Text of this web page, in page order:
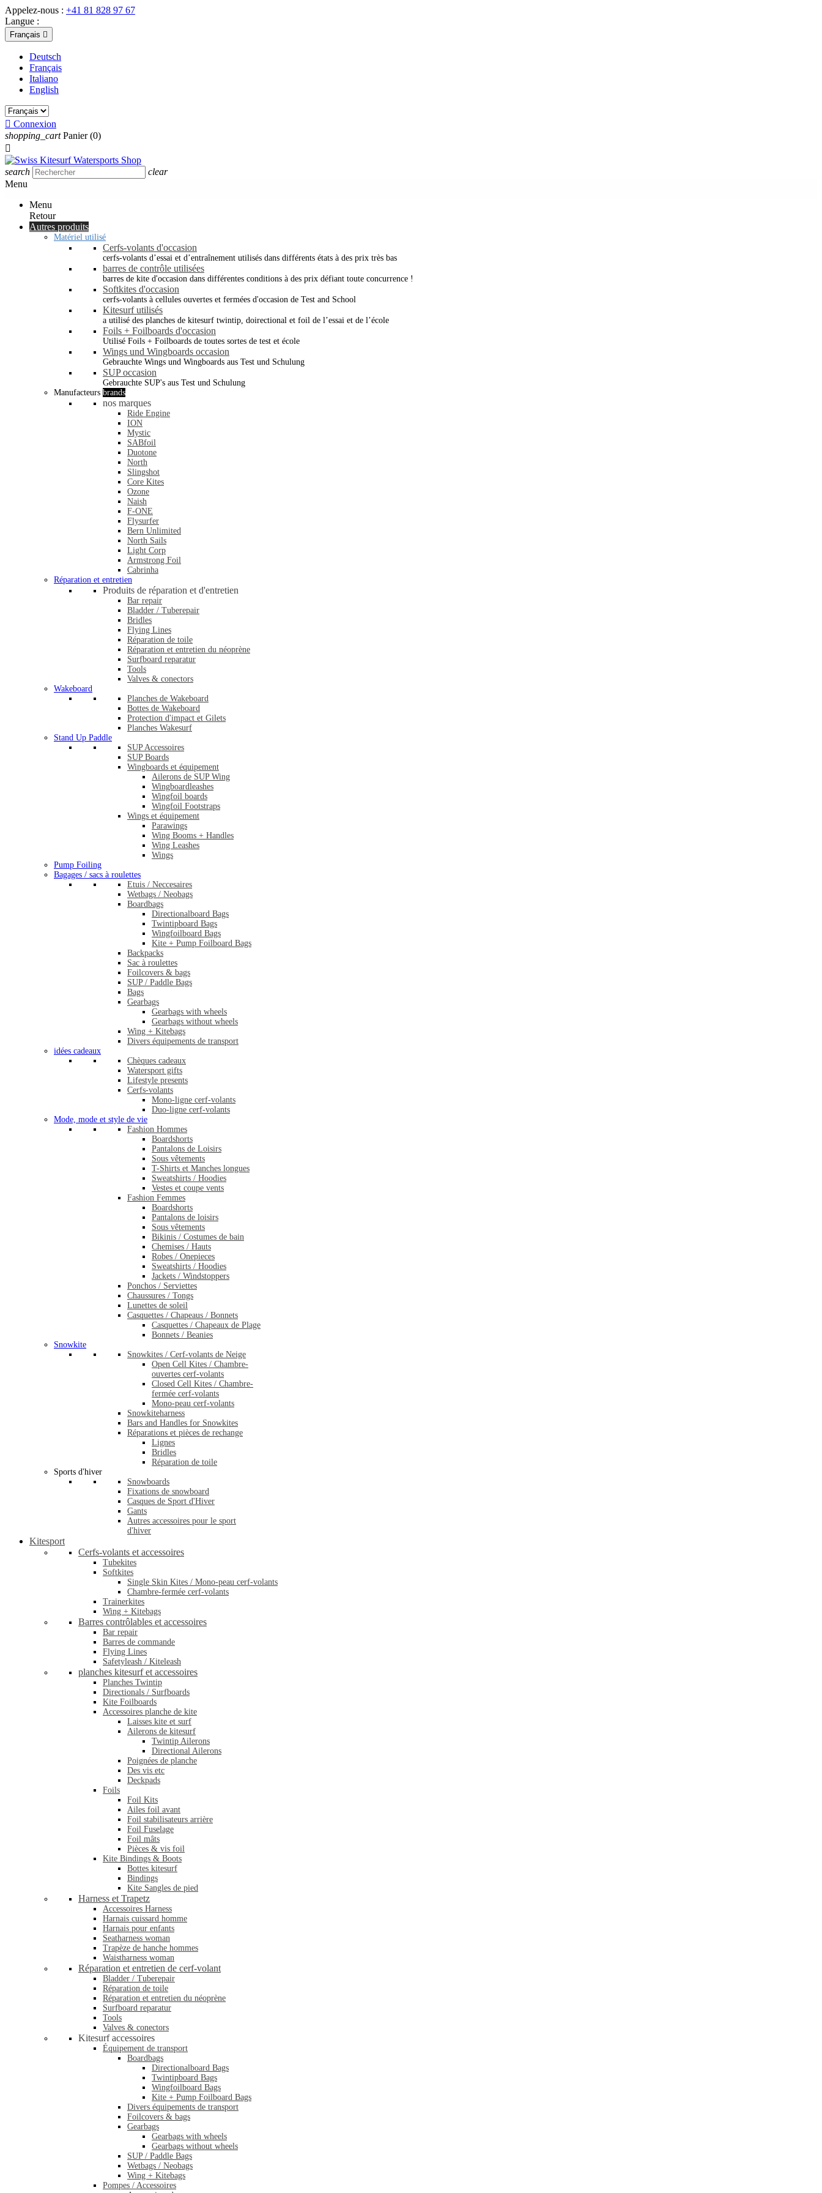
Appelez-nous : +41 81 828 97 67
Langue :
Français 
Deutsch
Français
Italiano
English
 Connexion
shopping_cart Panier (0)

search
clear
Menu
Menu
Retour
Autres produits
Matériel utilisé
Cerfs-volants d'occasion
cerfs-volants d’essai et d’entraînement utilisés dans différents états à des prix très bas
barres de contrôle utilisées
barres de kite d'occasion dans différentes conditions à des prix défiant toute concurrence !
Softkites d'occasion
cerfs-volants à cellules ouvertes et fermées d'occasion de Test and School
Kitesurf utilisés
a utilisé des planches de kitesurf twintip, doirectional et foil de l’essai et de l’école
Foils + Foilboards d'occasion
Utilisé Foils + Foilboards de toutes sortes de test et école
Wings und Wingboards occasion
Gebrauchte Wings und Wingboards aus Test und Schulung
SUP occasion
Gebrauchte SUP's aus Test und Schulung
Manufacteurs brands
nos marques
Ride Engine
ION
Mystic
SABfoil
Duotone
North
Slingshot
Core Kites
Ozone
Naish
F-ONE
Flysurfer
Bern Unlimited
North Sails
Light Corp
Armstrong Foil
Cabrinha
Réparation et entretien
Produits de réparation et d'entretien
Bar repair
Bladder / Tuberepair
Bridles
Flying Lines
Réparation de toile
Réparation et entretien du néoprène
Surfboard reparatur
Tools
Valves & conectors
Wakeboard
Planches de Wakeboard
Bottes de Wakeboard
Protection d'impact et Gilets
Planches Wakesurf
Stand Up Paddle
SUP Accessoires
SUP Boards
Wingboards et équipement
Ailerons de SUP Wing
Wingboardleashes
Wingfoil boards
Wingfoil Footstraps
Wings et équipement
Parawings
Wing Booms + Handles
Wing Leashes
Wings
Pump Foiling
Bagages / sacs à roulettes
Etuis / Neccesaires
Wetbags / Neobags
Boardbags
Directionalboard Bags
Twintipboard Bags
Wingfoilboard Bags
Kite + Pump Foilboard Bags
Backpacks
Sac à roulettes
Foilcovers & bags
SUP / Paddle Bags
Bags
Gearbags
Gearbags with wheels
Gearbags without wheels
Wing + Kitebags
Divers équipements de transport
idées cadeaux
Chèques cadeaux
Watersport gifts
Lifestyle presents
Cerfs-volants
Mono-ligne cerf-volants
Duo-ligne cerf-volants
Mode, mode et style de vie
Fashion Hommes
Boardshorts
Pantalons de Loisirs
Sous vêtements
T-Shirts et Manches longues
Sweatshirts / Hoodies
Vestes et coupe vents
Fashion Femmes
Boardshorts
Pantalons de loisirs
Sous vêtements
Bikinis / Costumes de bain
Chemises / Hauts
Robes / Onepieces
Sweatshirts / Hoodies
Jackets / Windstoppers
Ponchos / Serviettes
Chaussures / Tongs
Lunettes de soleil
Casquettes / Chapeaus / Bonnets
Casquettes / Chapeaux de Plage
Bonnets / Beanies
Snowkite
Snowkites / Cerf-volants de Neige
Open Cell Kites / Chambre-
ouvertes cerf-volants
Closed Cell Kites / Chambre-
fermée cerf-volants
Mono-peau cerf-volants
Snowkiteharness
Bars and Handles for Snowkites
Réparations et pièces de rechange
Lignes
Bridles
Réparation de toile
Sports d'hiver
Snowboards
Fixations de snowboard
Casques de Sport d'Hiver
Gants
Autres accessoires pour le sport
d'hiver
Kitesport
Cerfs-volants et accessoires
Tubekites
Softkites
Single Skin Kites / Mono-peau cerf-volants
Chambre-fermée cerf-volants
Trainerkites
Wing + Kitebags
Barres contrôlables et accessoires
Bar repair
Barres de commande
Flying Lines
Safetyleash / Kiteleash
planches kitesurf et accessoires
Planches Twintip
Directionals / Surfboards
Kite Foilboards
Accessoires planche de kite
Laisses kite et surf
Ailerons de kitesurf
Twintip Ailerons
Directional Ailerons
Poignées de planche
Des vis etc
Deckpads
Foils
Foil Kits
Ailes foil avant
Foil stabilisateurs arrière
Foil Fuselage
Foil mâts
Pièces & vis foil
Kite Bindings & Boots
Bottes kitesurf
Bindings
Kite Sangles de pied
Harness et Trapetz
Accessoires Harness
Harnais cuissard homme
Harnais pour enfants
Seatharness woman
Trapèze de hanche hommes
Waistharness woman
Réparation et entretien de cerf-volant
Bladder / Tuberepair
Réparation de toile
Réparation et entretien du néoprène
Surfboard reparatur
Tools
Valves & conectors
Kitesurf accessoires
Équipement de transport
Boardbags
Directionalboard Bags
Twintipboard Bags
Wingfoilboard Bags
Kite + Pump Foilboard Bags
Divers équipements de transport
Foilcovers & bags
Gearbags
Gearbags with wheels
Gearbags without wheels
SUP / Paddle Bags
Wetbags / Neobags
Wing + Kitebags
Pompes / Accessoires